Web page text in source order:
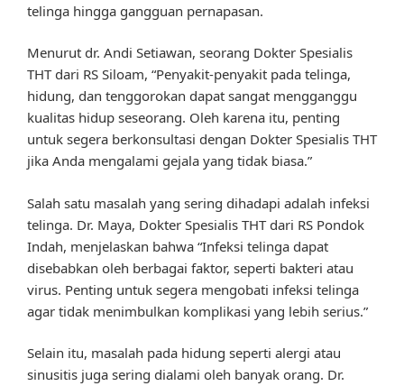
telinga hingga gangguan pernapasan.
Menurut dr. Andi Setiawan, seorang Dokter Spesialis
THT dari RS Siloam, “Penyakit-penyakit pada telinga,
hidung, dan tenggorokan dapat sangat mengganggu
kualitas hidup seseorang. Oleh karena itu, penting
untuk segera berkonsultasi dengan Dokter Spesialis THT
jika Anda mengalami gejala yang tidak biasa.”
Salah satu masalah yang sering dihadapi adalah infeksi
telinga. Dr. Maya, Dokter Spesialis THT dari RS Pondok
Indah, menjelaskan bahwa “Infeksi telinga dapat
disebabkan oleh berbagai faktor, seperti bakteri atau
virus. Penting untuk segera mengobati infeksi telinga
agar tidak menimbulkan komplikasi yang lebih serius.”
Selain itu, masalah pada hidung seperti alergi atau
sinusitis juga sering dialami oleh banyak orang. Dr.